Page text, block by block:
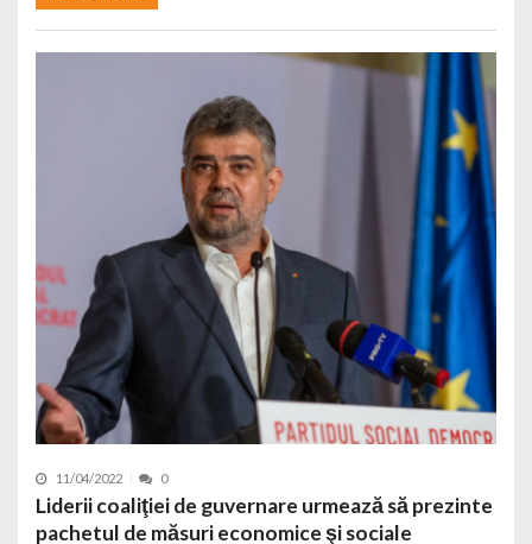
11/04/2022 0
Liderii coaliţiei de guvernare urmează să prezinte
pachetul de măsuri economice şi sociale